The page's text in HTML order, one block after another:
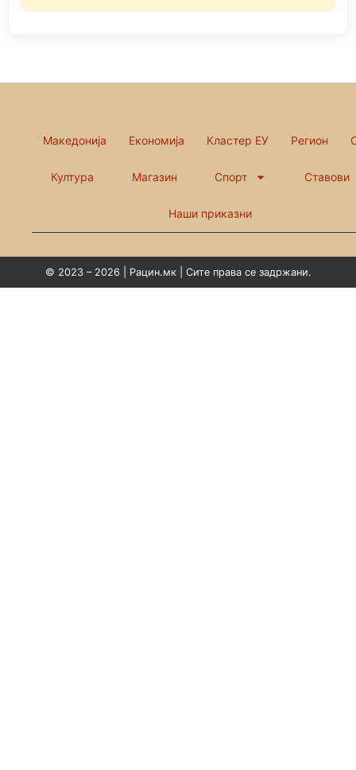
Македонија Економија Кластер ЕУ Регион
Култура Магазин Спорт Ставови
Наши приказни
© 2023 – 2026 | Рацин.мк | Сите права се задржани.